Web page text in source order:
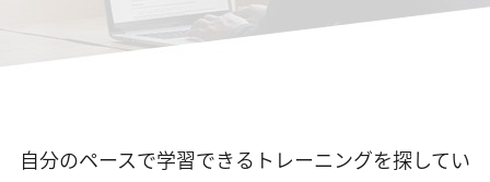
自分のペースで学習できるトレーニングを探してい